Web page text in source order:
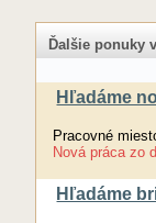
Ďalšie ponuky
Hľadáme
Pracovné
Nová práca zo
Hľadáme